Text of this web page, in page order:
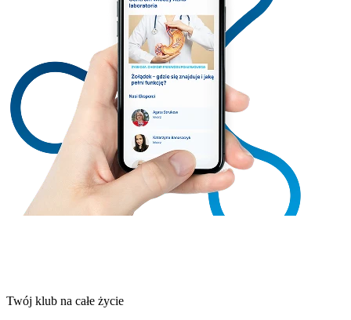
Twój klub na całe życie